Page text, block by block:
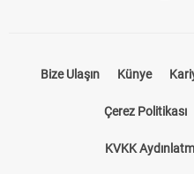
Bize Ulaşın Künye
Çerez Politikası
KVKK